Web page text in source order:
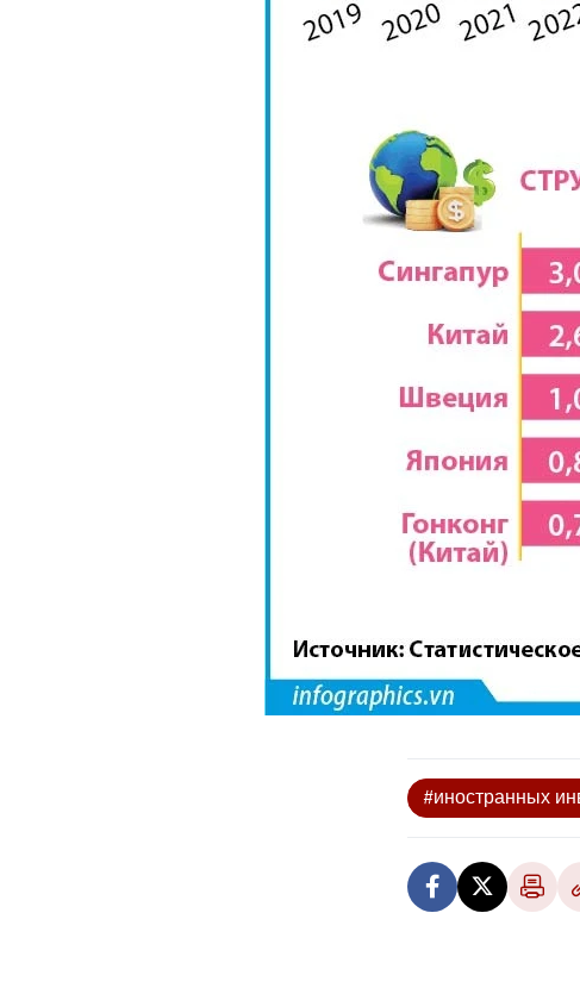
#иностранных